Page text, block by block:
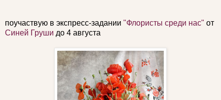
поучаствую в экспресс-задании "Флористы среди нас" от
Синей Груши до 4 августа